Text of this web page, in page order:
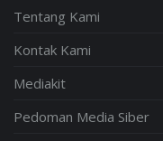
Tentang Kami
Kontak Kami
Mediakit
Pedoman Media Siber